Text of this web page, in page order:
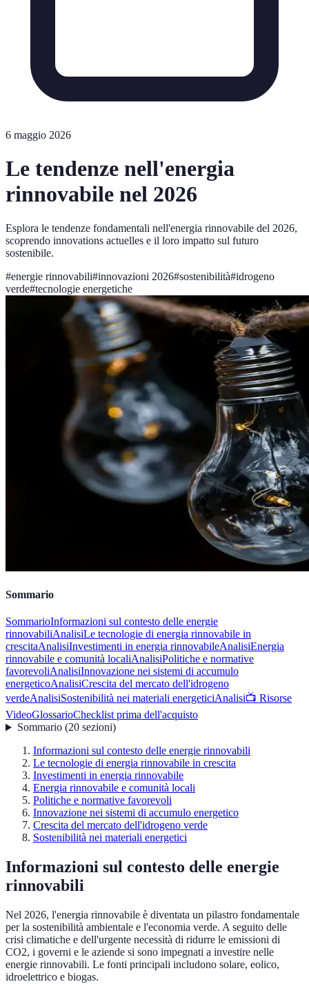
6 maggio 2026
Le tendenze nell'energia
rinnovabile nel 2026
Esplora le tendenze fondamentali nell'energia rinnovabile del 2026,
scoprendo innovations actuelles e il loro impatto sul futuro
sostenibile.
#energie rinnovabili#innovazioni 2026#sostenibilità#idrogeno
verde#tecnologie energetiche
Sommario
SommarioInformazioni sul contesto delle energie
rinnovabiliAnalisiLe tecnologie di energia rinnovabile in
crescitaAnalisiInvestimenti in energia rinnovabileAnalisiEnergia
rinnovabile e comunità localiAnalisiPolitiche e normative
favorevoliAnalisiInnovazione nei sistemi di accumulo
energeticoAnalisiCrescita del mercato dell'idrogeno
verdeAnalisiSostenibilità nei materiali energeticiAnalisi📺 Risorse
VideoGlossarioChecklist prima dell'acquisto
Sommario(20 sezioni)
Informazioni sul contesto delle energie rinnovabili
Le tecnologie di energia rinnovabile in crescita
Investimenti in energia rinnovabile
Energia rinnovabile e comunità locali
Politiche e normative favorevoli
Innovazione nei sistemi di accumulo energetico
Crescita del mercato dell'idrogeno verde
Sostenibilità nei materiali energetici
Informazioni sul contesto delle energie
rinnovabili
Nel 2026, l'energia rinnovabile è diventata un pilastro fondamentale
per la sostenibilità ambientale e l'economia verde. A seguito delle
crisi climatiche e dell'urgente necessità di ridurre le emissioni di
CO2, i governi e le aziende si sono impegnati a investire nelle
energie rinnovabili. Le fonti principali includono solare, eolico,
idroelettrico e biogas.